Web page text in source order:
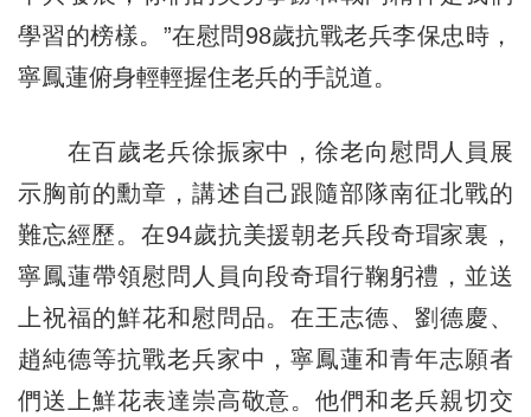
學習的榜樣。”在慰問98歲抗戰老兵李保忠時，
寧鳳蓮俯身輕輕握住老兵的手説道。
在百歲老兵徐振家中，徐老向慰問人員展
示胸前的勳章，講述自己跟隨部隊南征北戰的
難忘經歷。在94歲抗美援朝老兵段奇瑁家裏，
寧鳳蓮帶領慰問人員向段奇瑁行鞠躬禮，並送
上祝福的鮮花和慰問品。在王志德、劉德慶、
趙純德等抗戰老兵家中，寧鳳蓮和青年志願者
們送上鮮花表達崇高敬意。他們和老兵親切交